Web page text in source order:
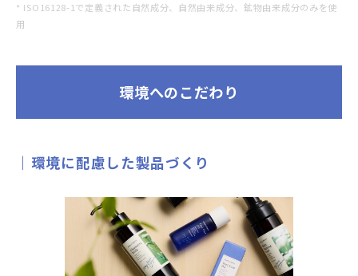
* ISO16128-1で定義された自然成分、自然由来成分、鉱物由来成分のみを使
用
環境へのこだわり
環境に配慮した製品づくり